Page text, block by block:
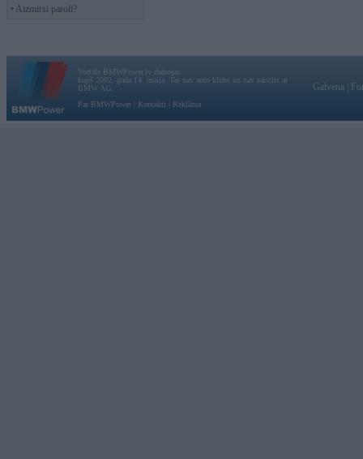
• Aizmirsi paroli?
Vortāls BMWPower.lv darbojas
kopš 2002. gada 14. maija. Tas nav auto klubs un nav saistīts ar
BMW AG.
Par BMWPower
Kontakti Reklāma
Galvena